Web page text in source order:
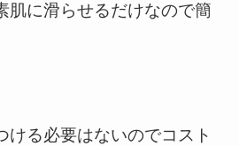
肌に滑らせるだけなので簡
ける必要はないのでコスト